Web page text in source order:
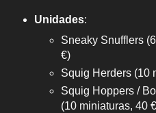
Unidades:
Sneaky Snufflers
€)
Squig Herders (10
Squig Hoppers /
(10 miniaturas, 40